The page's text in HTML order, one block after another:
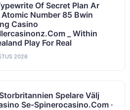
Of Secret Plan Ar
Atomic Number 85 Bwin
Casino
_ Within
Play For Real
2026
Spelare Välj
Se-Spinerocasino.com ·